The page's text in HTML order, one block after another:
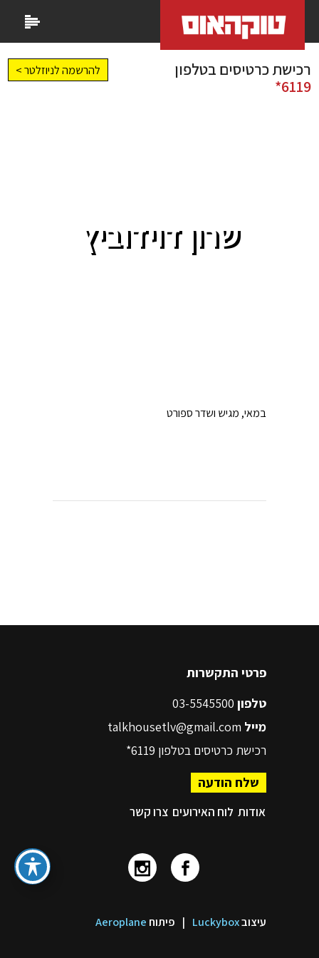
רכישת כרטיסים בטלפון
6119*
להרשמה לניוזלטר >
שרון דוידוביץ
במאי, מגיש ושדר ספורט
פרטי התקשרות
טלפון
מייל talkhousetlv@gmail.com
רכישת כרטיסים בטלפון 6119*
שלח הודעה
אודות לוח האירועים צרו קשר
עיצובLuckybox
| פיתוח Aeroplane